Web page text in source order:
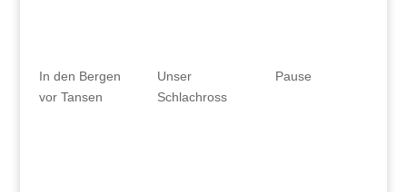
In den Bergen
vor Tansen
Unser
Schlachross
Pause